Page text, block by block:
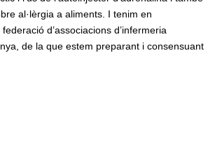
al·lèrgia a aliments. I tenim en
d’associacions d’infermeria
de la que estem preparant i consensuant